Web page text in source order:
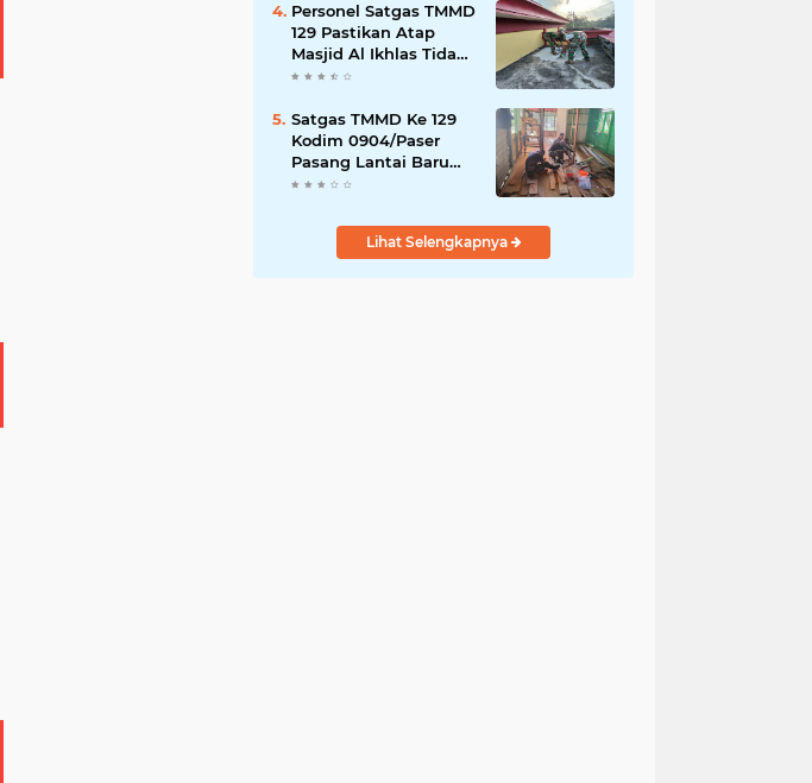
Personel Satgas TMMD
129 Pastikan Atap
Masjid Al Ikhlas Tidak
Bocor Lagi
Satgas TMMD Ke 129
Kodim 0904/Paser
Pasang Lantai Baru
Pada Rumah Bapak
Lihat Selengkapnya